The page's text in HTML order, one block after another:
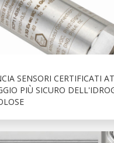
SENSORI CERTIFICATI
PIÙ SICURO